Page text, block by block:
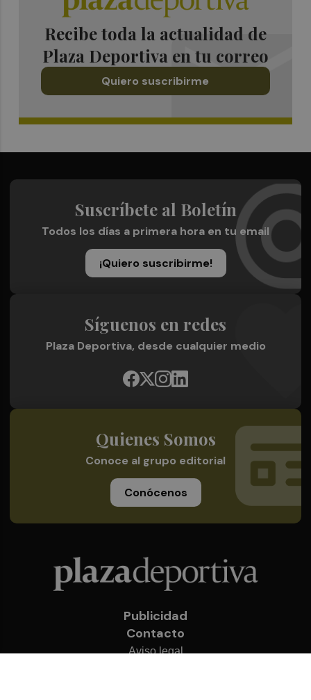
Recibe toda la actualidad de
Plaza Deportiva en tu correo
Quiero suscribirme
Suscríbete al Boletín
Todos los días a primera hora en tu email
¡Quiero suscribirme!
Síguenos en redes
Plaza Deportiva, desde cualquier medio
Quienes Somos
Conoce al grupo editorial
Conócenos
Publicidad
Contacto
Aviso legal